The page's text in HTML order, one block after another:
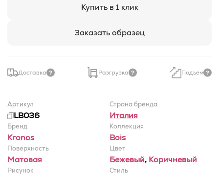
Купить в 1 клик
Заказать образец
Доставка Разгрузка Подъем
Артикул
LB036
Страна бренда
Италия
Бренд
Kronos
Коллекция
Bois
Поверхность
Матовая
Цвет
Бежевый, Коричневый
Рисунок Стиль